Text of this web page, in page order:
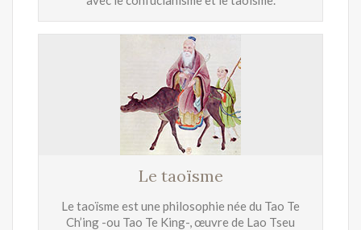
Le taoïsme
Le taoïsme est une philosophie née du Tao Te
Ch’ing -ou Tao Te King-, œuvre de Lao Tseu